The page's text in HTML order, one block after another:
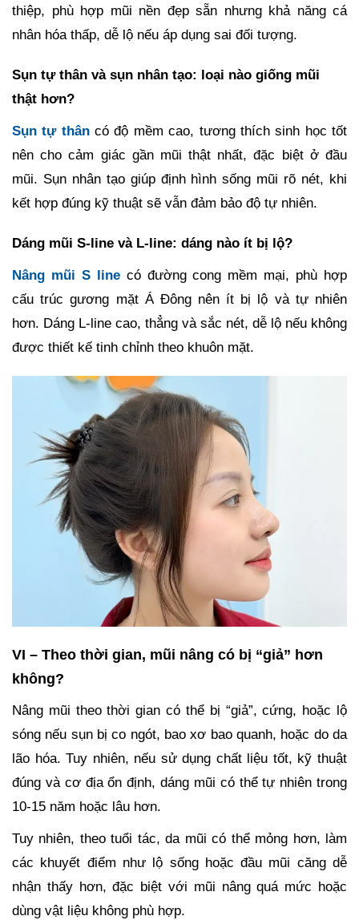
thiệp, phù hợp mũi nền đẹp sẵn nhưng khả năng cá
nhân hóa thấp, dễ lộ nếu áp dụng sai đối tượng.
Sụn tự thân và sụn nhân tạo: loại nào giống mũi
thật hơn?
Sụn tự thâncó độ mềm cao, tương thích sinh học tốt
nên cho cảm giác gần mũi thật nhất, đặc biệt ở đầu
mũi. Sụn nhân tạo giúp định hình sống mũi rõ nét, khi
kết hợp đúng kỹ thuật sẽ vẫn đảm bảo độ tự nhiên.
Dáng mũi S-line và L-line: dáng nào ít bị lộ?
Nâng mũi S line có đường cong mềm mại, phù hợp
cấu trúc gương mặt Á Đông nên ít bị lộ và tự nhiên
hơn. Dáng L-line cao, thẳng và sắc nét, dễ lộ nếu không
được thiết kế tinh chỉnh theo khuôn mặt.
VI – Theo thời gian, mũi nâng có bị “giả” hơn
không?
Nâng mũi theo thời gian có thể bị “giả”, cứng, hoặc lộ
sóng nếu sụn bị co ngót, bao xơ bao quanh, hoặc do da
lão hóa. Tuy nhiên, nếu sử dụng chất liệu tốt, kỹ thuật
đúng và cơ địa ổn định, dáng mũi có thể tự nhiên trong
10-15 năm hoặc lâu hơn.
Tuy nhiên, theo tuổi tác, da mũi có thể mỏng hơn, làm
các khuyết điểm như lộ sống hoặc đầu mũi căng dễ
nhận thấy hơn, đặc biệt với mũi nâng quá mức hoặc
dùng vật liệu không phù hợp.